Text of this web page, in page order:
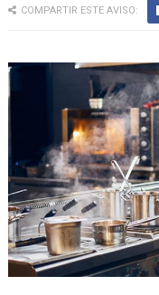
COMPARTIR ESTE AVISO: